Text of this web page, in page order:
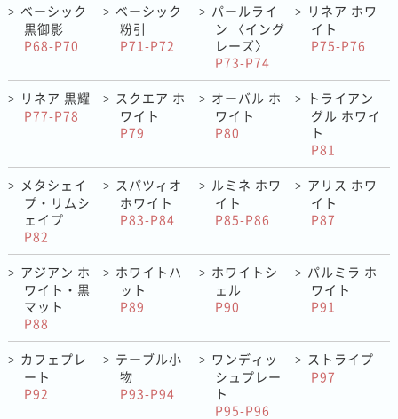
> ベーシック
黒御影
P68-P70
> ベーシック
粉引
P71-P72
> パールライ
ン 〈イング
レーズ〉
P73-P74
> リネア ホワ
イト
P75-P76
> リネア 黒耀
P77-P78
> スクエア ホ
ワイト
P79
> オーバル ホ
ワイト
P80
>
トライアン
グル ホワイ
ト
P81
> メタシェイ
プ・リムシ
ェイプ
P82
> スパツィオ
ホワイト
P83-P84
> ルミネ ホワ
イト
P85-P86
> アリス ホワ
イト
P87
> アジアン ホ
ワイト・黒
マット
P88
> ホワイトハ
ット
P89
> ホワイトシ
ェル
P90
> パルミラ ホ
ワイト
P91
> カフェプレ
ート
P92
> テーブル小
物
P93-P94
> ワンディッ
シュプレー
ト
P95-P96
> ストライプ
P97